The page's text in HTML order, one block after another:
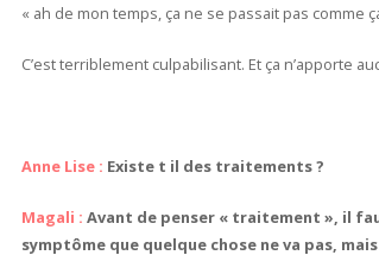
« ah de mon temps, ça ne se passait pas comme
C’est terriblement culpabilisant. Et ça n’apporte
Anne Lise : Existe t il des traitements ?
Magali : Avant de penser « traitement », il
symptôme que quelque chose ne va pas,